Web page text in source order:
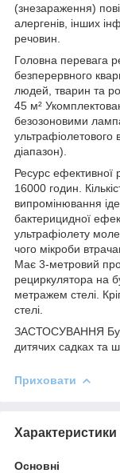
(знезараження)
алергенів, інших
речовин.
Головна перевага
безперервного
людей, тварин та
45 м²
безозоновими
діапазон).
Ресурс
16000 годин.
випромінювання
бактерицидної
ультрафіолету
чого мікроби
Має 3-метровий
рециркулятора на
метражем стелі.
стелі.
ЗАСТОСУВАННЯ
дитячих садках та
Приховати
Характеристики
Основні